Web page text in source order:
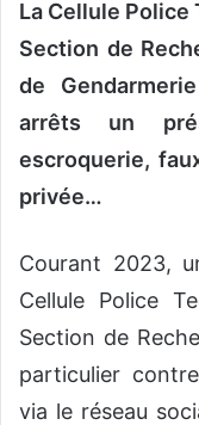
e
La Cellule Police
Section de
de
arrêts un
escroquerie,
privée…
Courant 2023,
Cellule Police
Section de
particulier contre
via le réseau